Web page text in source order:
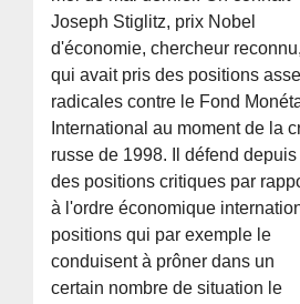
Joseph Stiglitz, prix Nobel
d'économie, chercheur
qui avait pris des positions
radicales contre le Fond
International au moment de la
russe de 1998. Il défend depuis
des positions critiques par
à l'ordre économique
positions qui par exemple le
conduisent à prôner dans un
certain nombre de situation le